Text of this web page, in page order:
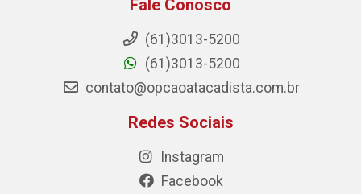
Fale Conosco
(61)3013-5200
(61)3013-5200
contato@opcaoatacadista.com.br
Redes Sociais
Instagram
Facebook